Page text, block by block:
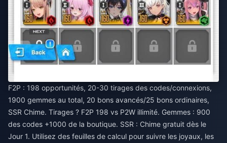
F2P : 198 opportunités, 20-30 tirages des codes/connexions,
1900 gemmes au total, 20 bons avancés/25 bons ordinaires,
SSR Chime. Tirages ? F2P 198 vs P2W illimité. Gemmes : 900
des codes +1000 de la boutique. SSR : Chime gratuit dès le
Jour 1. Utilisez des feuilles de calcul pour suivre les joyaux, les